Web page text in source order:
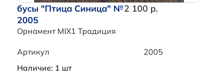
бусы "Птица Синица" №
2005
Орнамент MIX1 Традиция
2 100 р.
Артикул
2005
Наличие: 1 шт